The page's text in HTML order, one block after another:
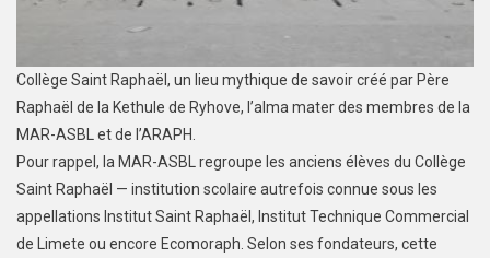
Collège Saint Raphaël, un lieu mythique de savoir créé par Père
Raphaël de la Kethule de Ryhove, l’alma mater des membres de la
MAR-ASBL et de l’ARAPH.
Pour rappel, la MAR-ASBL regroupe les anciens élèves du Collège
Saint Raphaël — institution scolaire autrefois connue sous les
appellations Institut Saint Raphaël, Institut Technique Commercial
de Limete ou encore Ecomoraph. Selon ses fondateurs, cette